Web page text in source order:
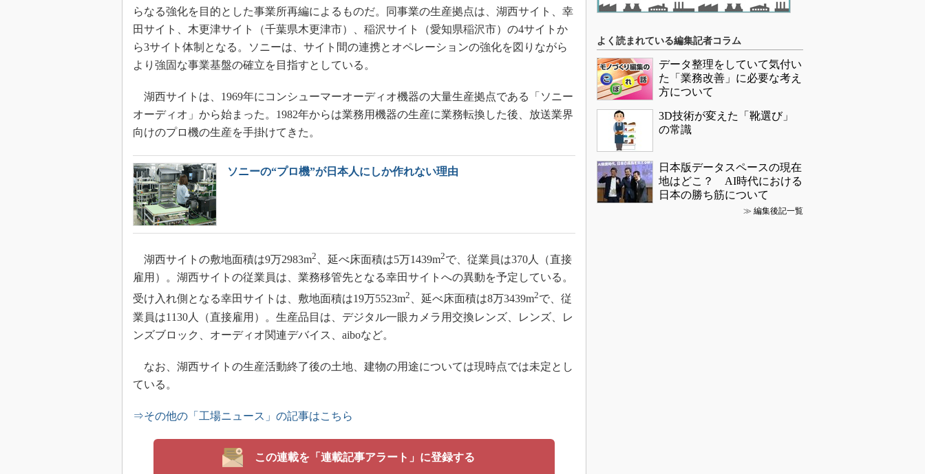
らなる強化を目的とした事業所再編によるものだ。同事業の生産拠点は、湖西サイト、幸
田サイト、木更津サイト（千葉県木更津市）、稲沢サイト（愛知県稲沢市）の4サイトか
ら3サイト体制となる。ソニーは、サイト間の連携とオペレーションの強化を図りながら
より強固な事業基盤の確立を目指すとしている。
湖西サイトは、1969年にコンシューマーオーディオ機器の大量生産拠点である「ソニー
オーディオ」から始まった。1982年からは業務用機器の生産に業務転換した後、放送業界
向けのプロ機の生産を手掛けてきた。
ソニーの“プロ機”が日本人にしか作れない理由
湖西サイトの敷地面積は9万2983m2 、延べ床面積は5万1439m2で、従業員は370人（直接
雇用）。湖西サイトの従業員は、業務移管先となる幸田サイトへの異動を予定している。
受け入れ側となる幸田サイトは、敷地面積は19万5523m2 、延べ床面積は8万3439m2で、従
業員は1130人（直接雇用）。生産品目は、デジタル一眼カメラ用交換レンズ、レンズ、レ
ンズブロック、オーディオ関連デバイス、aiboなど。
なお、湖西サイトの生産活動終了後の土地、建物の用途については現時点では未定とし
ている。
⇒その他の「工場ニュース」の記事はこちら
この連載を「連載記事アラート」に登録する
よく読まれている編集記者コラム
データ整理をしていて気付い
た「業務改善」に必要な考え
方について
3D技術が変えた「靴選び」
の常識
日本版データスペースの現在
地はどこ？ AI時代における
日本の勝ち筋について
≫ 編集後記一覧